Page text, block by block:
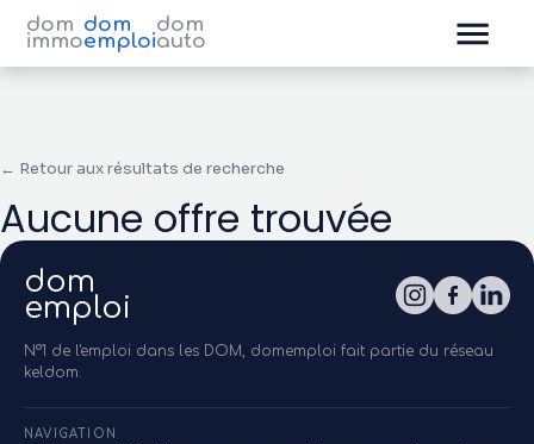
dom
immo
dom
emploi
dom
auto
← Retour aux résultats de recherche
Aucune offre trouvée
dom
emploi
N°1 de l'emploi dans les DOM, domemploi fait partie du réseau
keldom.
NAVIGATION